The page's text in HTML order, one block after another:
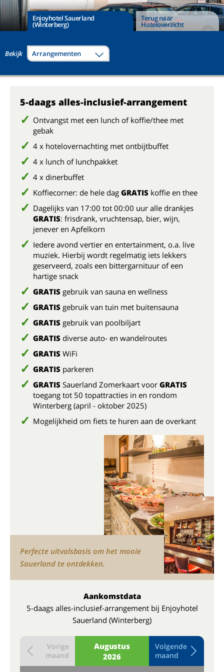
Enjoyhotel Sauerland
(Winterberg)
Terug naar
Hoteloverzicht
Bekijk Arrangementen
5-daags alles-inclusief-arrangement
Ontvangst met een lunch of koffie/thee met
gebak
4 x hotelovernachting met ontbijtbuffet
4 x lunch of lunchpakket
4 x dinerbuffet
Koffiecorner: de hele dag GRATIS koffie en thee
Dagelijks van 17:00 tot 00:00 uur alle drankjes
GRATIS: frisdrank, vruchtensap, bier, wijn,
jenever en Apfelkorn
Iedere avond vertier en entertainment, o.a. live
muziek. Hierbij wordt regelmatig iets lekkers
geserveerd, zoals een bittergarnituur of een
hartige snack
GRATIS gebruik van sauna en wellness
GRATIS gebruik van tuin met buitensauna
GRATIS gebruik van poolbiljart
GRATIS diverse auto- en wandelroutes
GRATIS WiFi
GRATIS parkeren
GRATIS Sauerland Zomerkaart voor GRATIS
toegang tot 50 topattracties in en rondom
Winterberg (april - oktober 2025)
Mogelijkheid om fiets te huren aan de overkant
Perfecte uitvalsbasis om het mooie
Sauerland te ontdekken.
Aankomstdata
5-daags alles-inclusief-arrangement bij Enjoyhotel
Sauerland (Winterberg)
Augustus
2026
Vorige
maand
Volgende
maand